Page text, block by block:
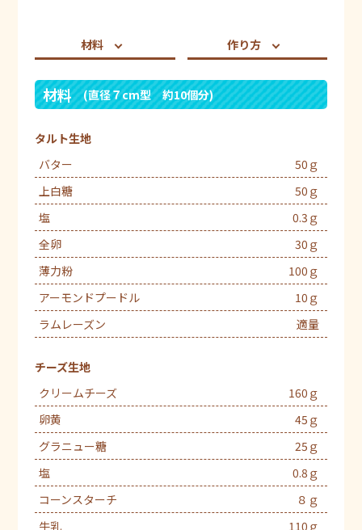
材料 作り方
材料 (直径７cm型 約10個分)
タルト生地
バター
50ｇ
上白糖
50ｇ
塩
0.3ｇ
全卵
30ｇ
薄力粉
100ｇ
アーモンドプードル
10ｇ
ラムレーズン
適量
チーズ生地
クリームチーズ
160ｇ
卵黄
45ｇ
グラニュー糖
25ｇ
塩
0.8ｇ
コーンスターチ
８ｇ
牛乳
110ｇ